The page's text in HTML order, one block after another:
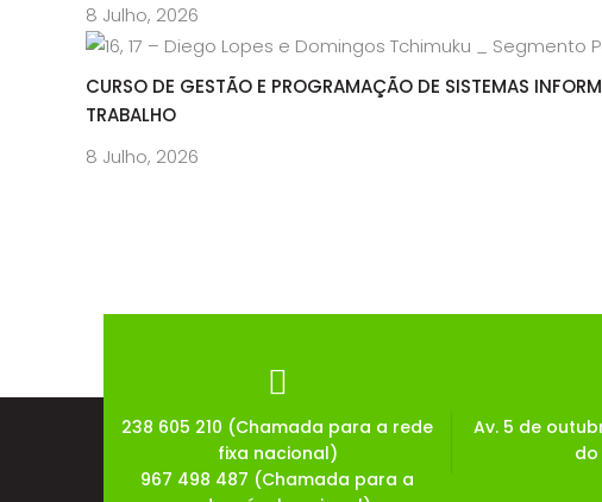
8 Julho, 2026
CURSO DE GESTÃO E PROGRAMAÇÃO DE SISTEMAS
TRABALHO
8 Julho, 2026
238 605 210 (Chamada para a rede
fixa nacional)
967 498 487 (Chamada para a
Av. 5 de
do